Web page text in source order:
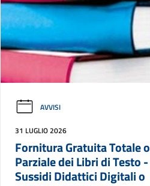
AVVISI
31 LUGLIO 2026
Fornitura Gratuita Totale o
Parziale dei Libri di Testo -
Sussidi Didattici Digitali o